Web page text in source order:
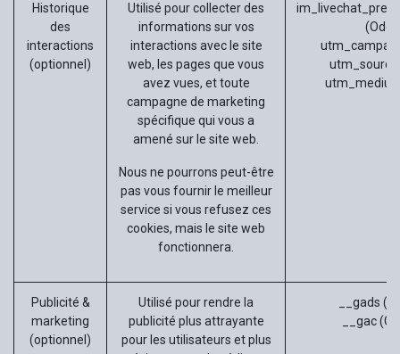
Historique
des
interactions
(optionnel)
Utilisé pour collecter des
informations sur vos
interactions avec le site
web, les pages que vous
avez vues, et toute
campagne de marketing
spécifique qui vous a
amené sur le site web.
Nous ne pourrons peut-être
pas vous fournir le meilleur
service si vous refusez ces
cookies, mais le site web
fonctionnera.
utm_source
Publicité &
marketing
(optionnel)
Utilisé pour rendre la
publicité plus attrayante
pour les utilisateurs et plus
__gads
__gac